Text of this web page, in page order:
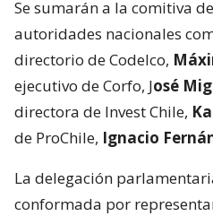
Se sumarán a la comitiva
autoridades nacionales
directorio de Codelco,
ejecutivo de Corfo, José
directora de Invest Chile,
de ProChile, Ignacio
La delegación
conformada por